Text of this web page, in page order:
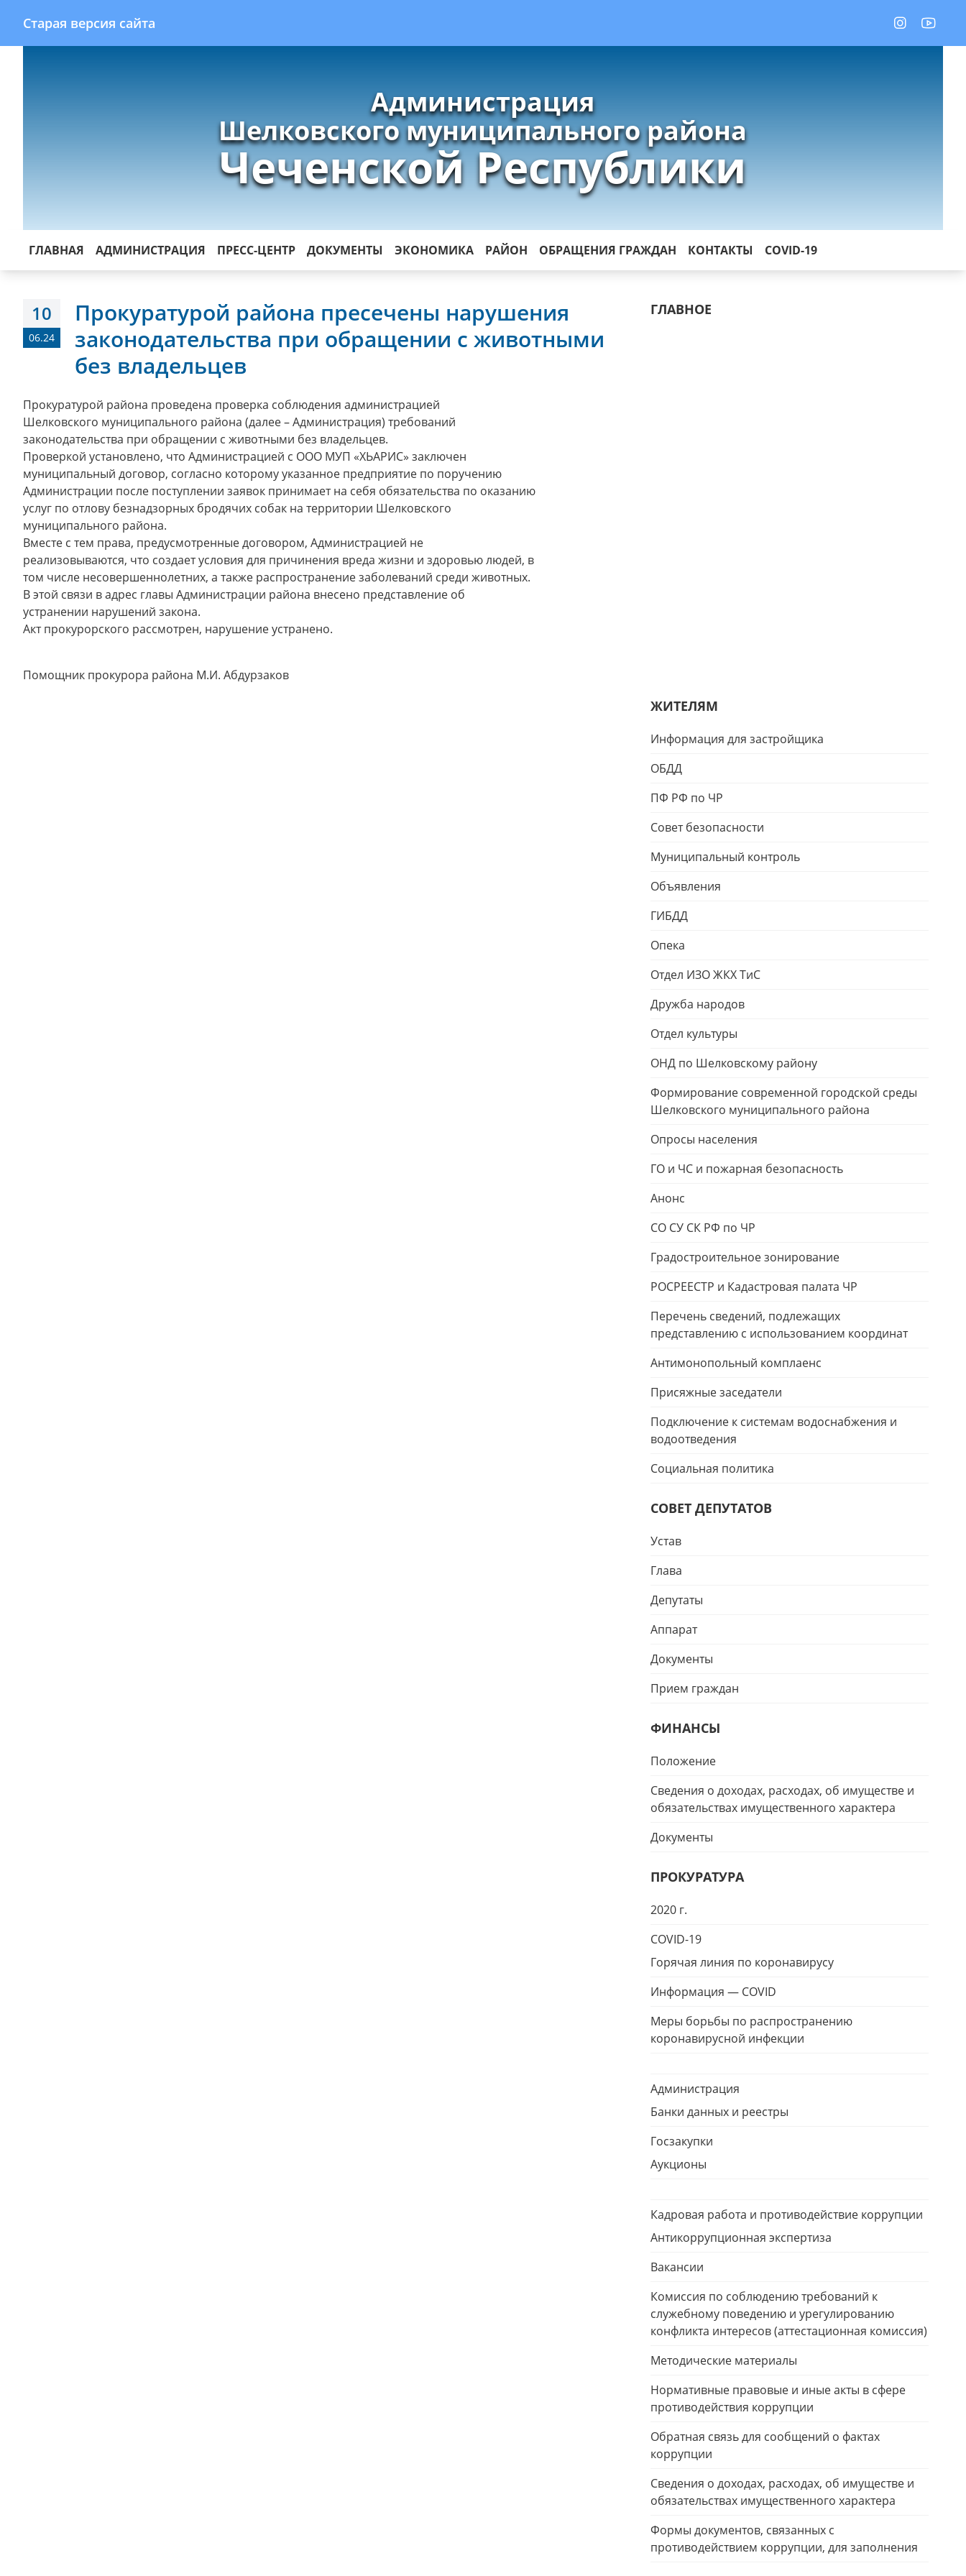
Старая версия сайта
Администрация
Шелковского муниципального района
Чеченской Республики
ГЛАВНАЯ АДМИНИСТРАЦИЯ ПРЕСС-ЦЕНТР ДОКУМЕНТЫ ЭКОНОМИКА РАЙОН ОБРАЩЕНИЯ ГРАЖДАН КОНТАКТЫ COVID-19
10
06.24
Прокуратурой района пресечены нарушения
законодательства при обращении с животными
без владельцев
Прокуратурой района проведена проверка соблюдения администрацией
Шелковского муниципального района (далее – Администрация) требований
законодательства при обращении с животными без владельцев.
Проверкой установлено, что Администрацией с ООО МУП «ХЬАРИС» заключен
муниципальный договор, согласно которому указанное предприятие по поручению
Администрации после поступлении заявок принимает на себя обязательства по оказанию
услуг по отлову безнадзорных бродячих собак на территории Шелковского
муниципального района.
Вместе с тем права, предусмотренные договором, Администрацией не
реализовываются, что создает условия для причинения вреда жизни и здоровью людей, в
том числе несовершеннолетних, а также распространение заболеваний среди животных.
В этой связи в адрес главы Администрации района внесено представление об
устранении нарушений закона.
Акт прокурорского рассмотрен, нарушение устранено.
Помощник прокурора района М.И. Абдурзаков
ГЛАВНОЕ
ЖИТЕЛЯМ
Информация для застройщика
ОБДД
ПФ РФ по ЧР
Совет безопасности
Муниципальный контроль
Объявления
ГИБДД
Опека
Отдел ИЗО ЖКХ ТиС
Дружба народов
Отдел культуры
ОНД по Шелковскому району
Формирование современной городской среды
Шелковского муниципального района
Опросы населения
ГО и ЧС и пожарная безопасность
Анонс
СО СУ СК РФ по ЧР
Градостроительное зонирование
РОСРЕЕСТР и Кадастровая палата ЧР
Перечень сведений, подлежащих
представлению с использованием координат
Антимонопольный комплаенс
Присяжные заседатели
Подключение к системам водоснабжения и
водоотведения
Социальная политика
СОВЕТ ДЕПУТАТОВ
Устав
Глава
Депутаты
Аппарат
Документы
Прием граждан
ФИНАНСЫ
Положение
Сведения о доходах, расходах, об имуществе и
обязательствах имущественного характера
Документы
ПРОКУРАТУРА
2020 г.
COVID-19
Горячая линия по коронавирусу
Информация — COVID
Меры борьбы по распространению
коронавирусной инфекции
Администрация
Банки данных и реестры
Госзакупки
Аукционы
Кадровая работа и противодействие коррупции
Антикоррупционная экспертиза
Вакансии
Комиссия по соблюдению требований к
служебному поведению и урегулированию
конфликта интересов (аттестационная комиссия)
Методические материалы
Нормативные правовые и иные акты в сфере
противодействия коррупции
Обратная связь для сообщений о фактах
коррупции
Сведения о доходах, расходах, об имуществе и
обязательствах имущественного характера
Формы документов, связанных с
противодействием коррупции, для заполнения